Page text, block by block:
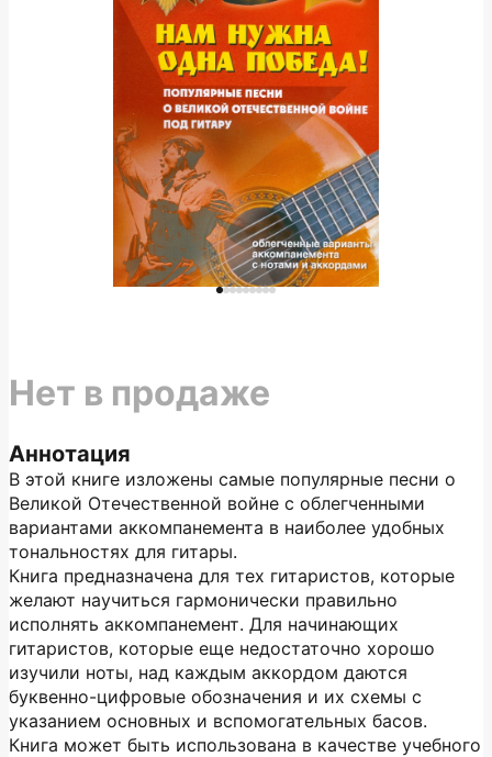
Аннотация
В этой книге изложены самые популярные песни о
Великой Отечественной войне с облегченными
вариантами аккомпанемента в наиболее удобных
тональностях для гитары.
Книга предназначена для тех гитаристов, которые
желают научиться гармонически правильно
исполнять аккомпанемент. Для начинающих
гитаристов, которые еще недостаточно хорошо
изучили ноты, над каждым аккордом даются
буквенно-цифровые обозначения и их схемы с
указанием основных и вспомогательных басов.
Книга может быть использована в качестве учебного
Нет в продаже